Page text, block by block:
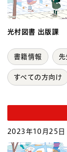
光村図書 出版課
書籍情報 先
すべての方向け
2023年10月25日